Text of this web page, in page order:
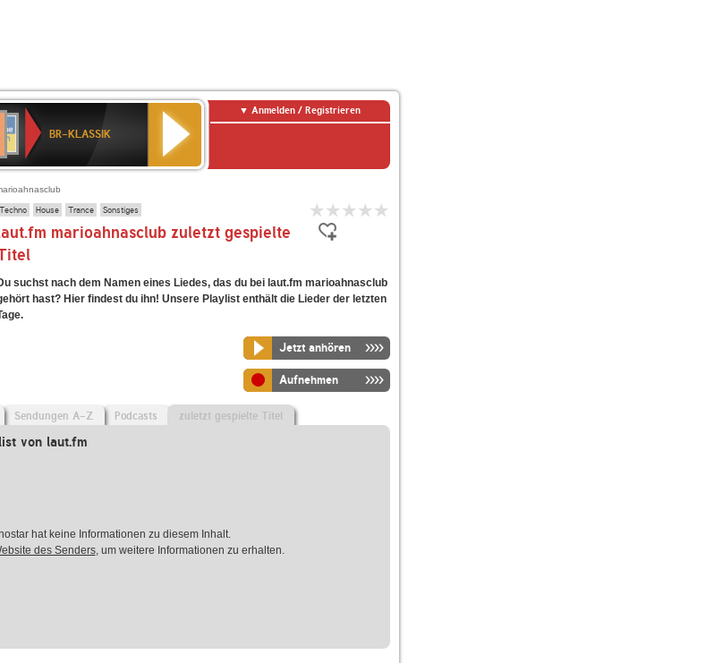
BR-KLASSIK
Anmelden / Registrieren
Techno House Trance Sonstiges
marioahnasclub zuletzt gespielte
suchst nach dem Namen eines Liedes, das du bei laut.fm marioahnasclub
hast? Hier findest du ihn! Unsere Playlist enthält die Lieder der letzten
Jetzt anhören
Aufnehmen
Sendungen A-Z Podcasts zuletzt gespielte Titel
von laut.fm
hat keine Informationen zu diesem Inhalt.
des Senders, um weitere Informationen zu erhalten.